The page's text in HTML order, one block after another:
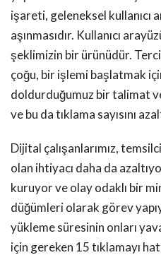
işareti, geleneksel kullanıcı
aşınmasıdır. Kullanıcı
şeklimizin bir ürünüdür.
çoğu, bir işlemi başlatmak
doldurduğumuz bir talimat
ve bu da tıklama sayısını
Dijital çalışanlarımız,
olan ihtiyacı daha da
kuruyor ve olay odaklı bir
düğümleri olarak görev
yükleme süresinin onları
için gereken 15 tıklamayı